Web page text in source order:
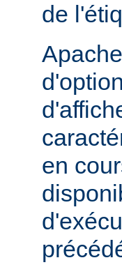
de
en